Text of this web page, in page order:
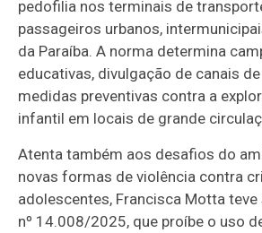
pedofilia nos terminais de
passageiros urbanos,
da Paraíba. A norma determina
educativas, divulgação de canais
medidas preventivas contra a
infantil em locais de grande
Atenta também aos desafios do
novas formas de violência contra
adolescentes, Francisca Motta teve
nº 14.008/2025, que proíbe o uso